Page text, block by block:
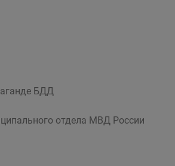
БДД
отдела МВД России